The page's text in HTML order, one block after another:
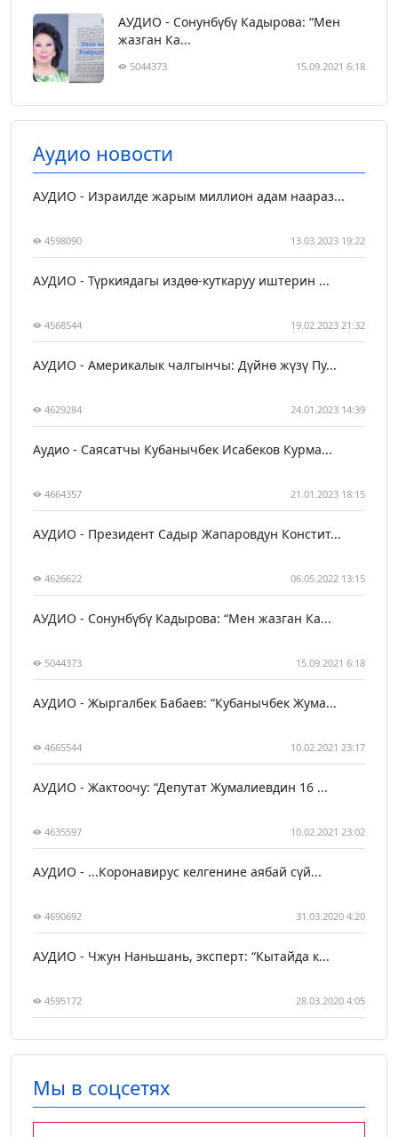
АУДИО - Сонунбүбү Кадырова: “Мен
жазган Ка...
5044373 15.09.2021 6:18
Аудио новости
АУДИО - Израилде жарым миллион адам наараз...
4598090 13.03.2023 19:22
АУДИО - Түркиядагы издөө-куткаруу иштерин ...
4568544 19.02.2023 21:32
АУДИО - Америкалык чалгынчы: Дүйнө жүзү Пу...
4629284 24.01.2023 14:39
Аудио - Саясатчы Кубанычбек Исабеков Курма...
4664357 21.01.2023 18:15
АУДИО - Президент Садыр Жапаровдун Констит...
4626622 06.05.2022 13:15
АУДИО - Сонунбүбү Кадырова: “Мен жазган Ка...
5044373 15.09.2021 6:18
АУДИО - Жыргалбек Бабаев: “Кубанычбек Жума...
4665544 10.02.2021 23:17
АУДИО - Жактоочу: “Депутат Жумалиевдин 16 ...
4635597 10.02.2021 23:02
АУДИО - ...Коронавирус келгенине аябай сүй...
4690692 31.03.2020 4:20
АУДИО - Чжун Наньшань, эксперт: “Кытайда к...
4595172 28.03.2020 4:05
Мы в соцсетях